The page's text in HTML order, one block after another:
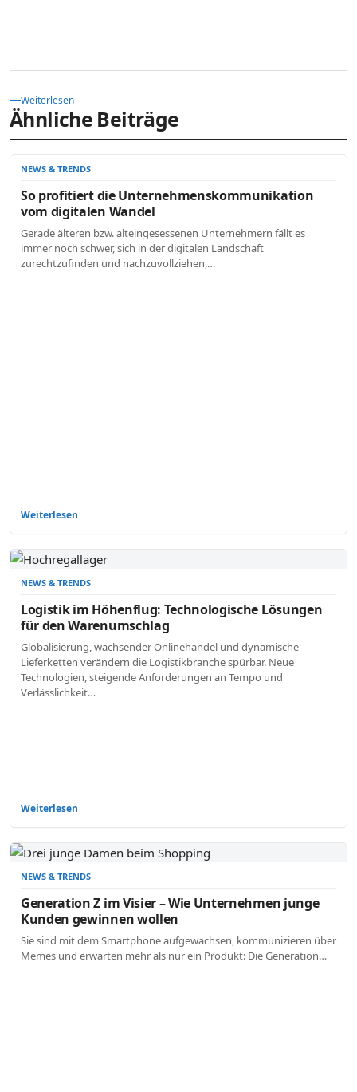
Weiterlesen
Ähnliche Beiträge
NEWS & TRENDS
So profitiert die Unternehmenskommunikation
vom digitalen Wandel
Gerade älteren bzw. alteingesessenen Unternehmern fällt es
immer noch schwer, sich in der digitalen Landschaft
zurechtzufinden und nachzuvollziehen,…
Weiterlesen
NEWS & TRENDS
Logistik im Höhenflug: Technologische Lösungen
für den Warenumschlag
Globalisierung, wachsender Onlinehandel und dynamische
Lieferketten verändern die Logistikbranche spürbar. Neue
Technologien, steigende Anforderungen an Tempo und
Verlässlichkeit…
Weiterlesen
NEWS & TRENDS
Generation Z im Visier – Wie Unternehmen junge
Kunden gewinnen wollen
Sie sind mit dem Smartphone aufgewachsen, kommunizieren über
Memes und erwarten mehr als nur ein Produkt: Die Generation…